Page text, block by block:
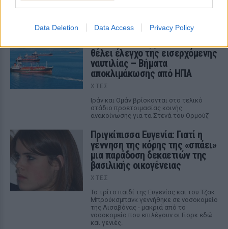
Data Deletion Data Access Privacy Policy
Ένα βήμα πριν τη συμφωνία για
θέλει έλεγχο της εισερχόμενης
ναυτιλίας – Βήματα
αποκλιμάκωσης από ΗΠΑ
ΧΤΕΣ
Ιράν και Ομάν βρίσκονται στο τελικό
στάδιο προετοιμασίας κοινής
ανακοίνωσης για τα Στενά του Ορμούζ
Πριγκίπισσα Ευγενία: Γιατί η
γέννηση της κόρης της «σπάει»
μια παράδοση δεκαετιών της
βασιλικής οικογένειας
ΧΤΕΣ
Το τρίτο παιδί της Ευγενίας και του Τζακ
Μπρούκσμπανκ γεννήθηκε σε νοσοκομείο
της Λισαβόνας - μακριά από το
νοσοκομείο που επιλέγουν οι Γιορκ εδώ
και γενιές.